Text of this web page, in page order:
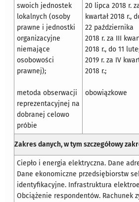
swoich jednostek
lokalnych (osoby
prawne i jednostki
organizacyjne
niemające
osobowości
prawnej);
metoda obserwacji
reprezentacyjnej na
dobranej celowo
próbie
20 lipca 2018 r.
kwartał 2018 r.,
22 października
2018 r. za III
2018 r., do 11
2019 r. za IV
2018 r.;
obowiązkowe
Zakres danych, w tym szczegółowy
Ciepło i energia elektryczna. Dane
Dane ekonomiczne przedsiębiorstw
identyfikacyjne. Infrastruktura
Obciążenie respondentów. Rachunek